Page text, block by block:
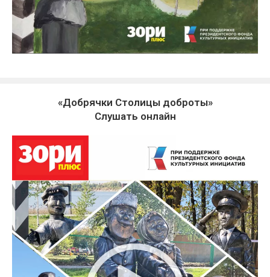
«Добрячки Столицы доброты»
Слушать онлайн